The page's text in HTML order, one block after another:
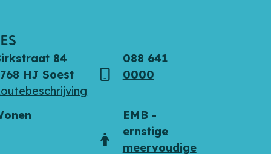
84
HJ Soest
Telefoon
088 641
0000
Doelgroep
EMB -
ernstige
meervoudige